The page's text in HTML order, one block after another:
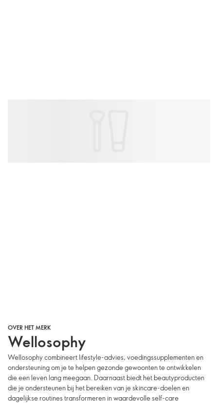
OVER HET MERK
Wellosophy
Wellosophy combineert lifestyle-advies, voedingssupplementen en
ondersteuning om je te helpen gezonde gewoonten te ontwikkelen
die een leven lang meegaan. Daarnaast biedt het beautyproducten
die je ondersteunen bij het bereiken van je skincare-doelen en
dagelijkse routines transformeren in waardevolle self-care